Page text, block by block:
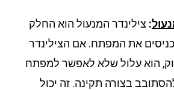
:צילינדר המנעול הוא החלק
את המפתח. אם הצילינדר
עלול שלא לאפשר למפתח
בצורה תקינה. זה יכול